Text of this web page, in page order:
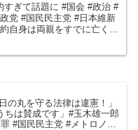
すぎて話題に #国会 #政治 #
党 #国民民主党 #日本維新
自身は両親をすでに亡く
の丸を守る法律は違憲！」
ちは賛成です」#玉木雄一郎
#国民民主党 #メトロノー